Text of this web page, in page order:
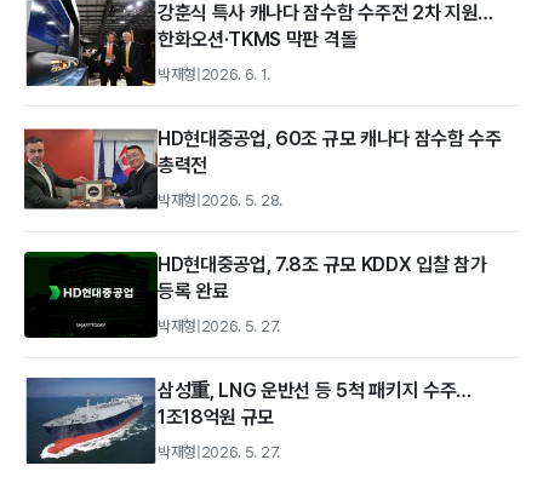
강훈식 특사 캐나다 잠수함 수주전 2차 지원…
한화오션·TKMS 막판 격돌
박재형 2026. 6. 1.
HD현대중공업, 60조 규모 캐나다 잠수함 수주
총력전
박재형 2026. 5. 28.
HD현대중공업, 7.8조 규모 KDDX 입찰 참가
등록 완료
박재형 2026. 5. 27.
삼성重, LNG 운반선 등 5척 패키지 수주…
1조18억원 규모
박재형 2026. 5. 27.